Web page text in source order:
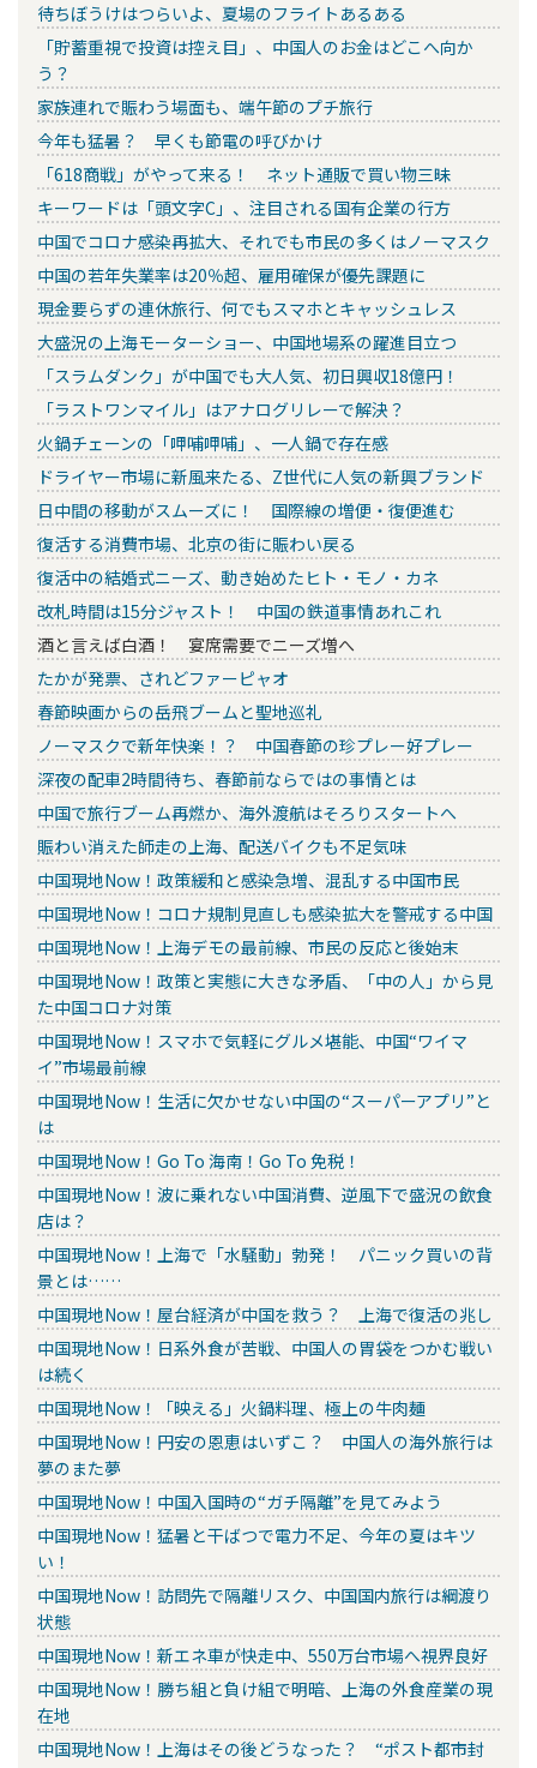
待ちぼうけはつらいよ、夏場のフライトあるある
「貯蓄重視で投資は控え目」、中国人のお金はどこへ向か
う？
家族連れで賑わう場面も、端午節のプチ旅行
今年も猛暑？ 早くも節電の呼びかけ
「618商戦」がやって来る！ ネット通販で買い物三昧
キーワードは「頭文字C」、注目される国有企業の行方
中国でコロナ感染再拡大、それでも市民の多くはノーマスク
中国の若年失業率は20％超、雇用確保が優先課題に
現金要らずの連休旅行、何でもスマホとキャッシュレス
大盛況の上海モーターショー、中国地場系の躍進目立つ
「スラムダンク」が中国でも大人気、初日興収18億円！
「ラストワンマイル」はアナログリレーで解決？
火鍋チェーンの「呷哺呷哺」、一人鍋で存在感
ドライヤー市場に新風来たる、Z世代に人気の新興ブランド
日中間の移動がスムーズに！ 国際線の増便・復便進む
復活する消費市場、北京の街に賑わい戻る
復活中の結婚式ニーズ、動き始めたヒト・モノ・カネ
改札時間は15分ジャスト！ 中国の鉄道事情あれこれ
酒と言えば白酒！ 宴席需要でニーズ増へ
たかが発票、されどファーピャオ
春節映画からの岳飛ブームと聖地巡礼
ノーマスクで新年快楽！？ 中国春節の珍プレー好プレー
深夜の配車2時間待ち、春節前ならではの事情とは
中国で旅行ブーム再燃か、海外渡航はそろりスタートへ
賑わい消えた師走の上海、配送バイクも不足気味
中国現地Now！政策緩和と感染急増、混乱する中国市民
中国現地Now！コロナ規制見直しも感染拡大を警戒する中国
中国現地Now！上海デモの最前線、市民の反応と後始末
中国現地Now！政策と実態に大きな矛盾、「中の人」から見
た中国コロナ対策
中国現地Now！スマホで気軽にグルメ堪能、中国“ワイマ
イ”市場最前線
中国現地Now！生活に欠かせない中国の“スーパーアプリ”と
は
中国現地Now！Go To 海南！Go To 免税！
中国現地Now！波に乗れない中国消費、逆風下で盛況の飲食
店は？
中国現地Now！上海で「水騒動」勃発！ パニック買いの背
景とは……
中国現地Now！屋台経済が中国を救う？ 上海で復活の兆し
中国現地Now！日系外食が苦戦、中国人の胃袋をつかむ戦い
は続く
中国現地Now！「映える」火鍋料理、極上の牛肉麺
中国現地Now！円安の恩恵はいずこ？ 中国人の海外旅行は
夢のまた夢
中国現地Now！中国入国時の“ガチ隔離”を見てみよう
中国現地Now！猛暑と干ばつで電力不足、今年の夏はキツ
い！
中国現地Now！訪問先で隔離リスク、中国国内旅行は綱渡り
状態
中国現地Now！新エネ車が快走中、550万台市場へ視界良好
中国現地Now！勝ち組と負け組で明暗、上海の外食産業の現
在地
中国現地Now！上海はその後どうなった？ “ポスト都市封